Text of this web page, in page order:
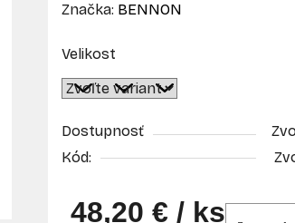
Značka: BENNON
Velikost
Dostupnosť
Kód:
48,20 € / ks